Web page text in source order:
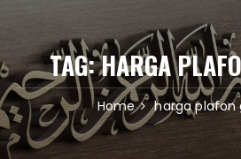
TAG:HARGA
Home harga plafon